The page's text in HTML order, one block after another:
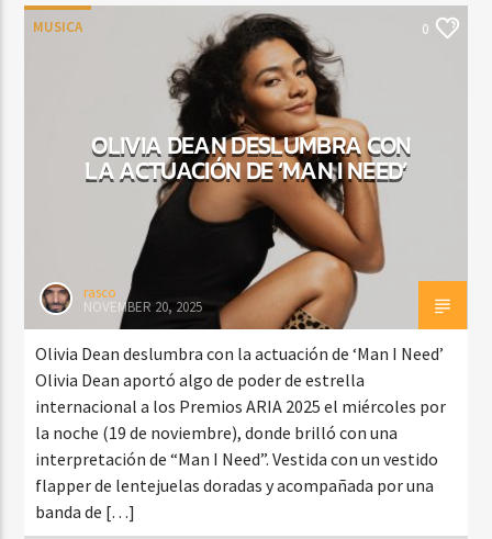
MUSICA 0
OLIVIA DEAN DESLUMBRA CON
LA ACTUACIÓN DE ‘MAN I NEED’
rasco
NOVEMBER 20, 2025
Olivia Dean deslumbra con la actuación de ‘Man I Need’
Olivia Dean aportó algo de poder de estrella
internacional a los Premios ARIA 2025 el miércoles por
la noche (19 de noviembre), donde brilló con una
interpretación de “Man I Need”. Vestida con un vestido
flapper de lentejuelas doradas y acompañada por una
banda de […]